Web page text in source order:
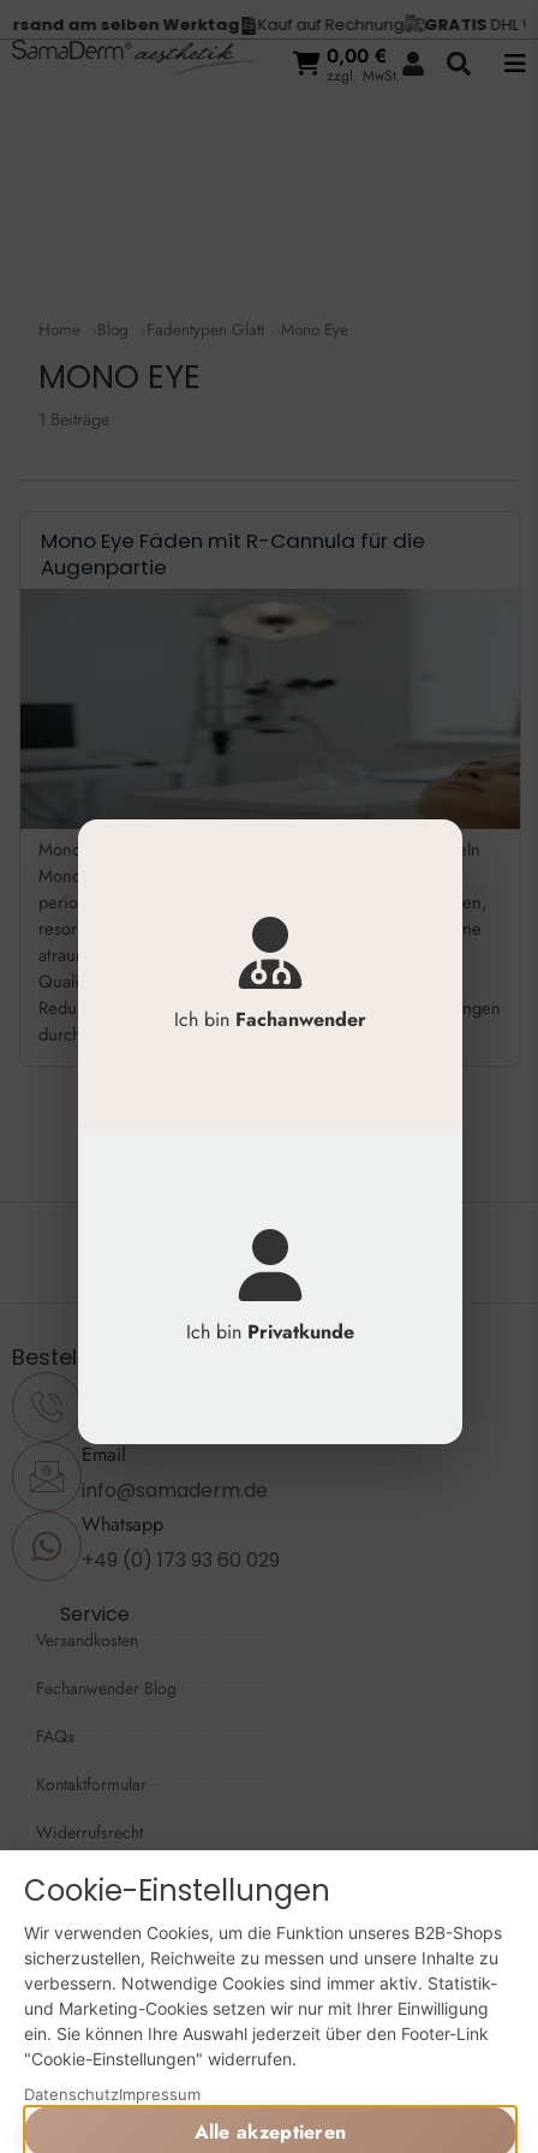
am selben Werktag Kauf auf Rechnung GRATISDHL
0,00 €
zzgl. MwSt.
Home Blog Fadentypen Glatt Mono Eye
MONO EYE
1 Beiträge
Mono Eye Fäden mit R-Cannula für die
Augenpartie
Mono Eye Fäden R-Cannula: Augenpartie sicher behandeln
Mono Eye Fäden mit R-Cannula sind gezielt für die
periorbitale Region konzipiert. Die Kombination aus glatten,
resorbierbaren Fäden und stumpfer Kanüle ermöglicht eine
atraumatische Platzierung zur Hautstraffung. Zertifizierte
Qualität für präzise Ergebnisse in der täglichen Praxis.
Reduzieren Sie das Risiko von Hämatomen und Schwellungen
durch die stumpfe R-Kanüle. […]
Die natürliche Schönheit erhalten
Bestellung & Support
Email
info@samaderm.de
Whatsapp
+49 (0) 173 93 60 029
Service
Versandkosten
Fachanwender Blog
FAQs
Kontaktformular
Widerrufsrecht
Öffnungszeiten
Wir sind persönlich, für Sie da:
Mo - Do: 09:00 - 16:00 Uhr
Fr: 09:00 - 15:00 Uhr
Sa + So: geschlossen
Online bestellen: 24/7
Ich bin Fachanwender
Ich bin Privatkunde
Cookie-Einstellungen
Wir verwenden Cookies, um die Funktion unseres B2B-Shops
sicherzustellen, Reichweite zu messen und unsere Inhalte zu
verbessern. Notwendige Cookies sind immer aktiv. Statistik-
und Marketing-Cookies setzen wir nur mit Ihrer Einwilligung
ein. Sie können Ihre Auswahl jederzeit über den Footer-Link
"Cookie-Einstellungen" widerrufen.
DatenschutzImpressum
Alle akzeptieren